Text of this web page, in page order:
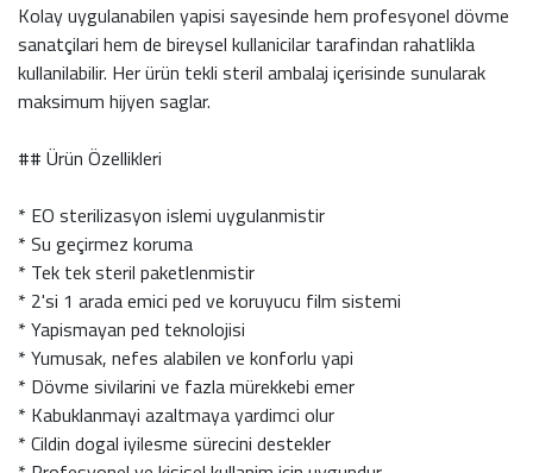
Kolay uygulanabilen yapisi sayesinde hem profesyonel dövme
sanatçilari hem de bireysel kullanicilar tarafindan rahatlikla
kullanilabilir. Her ürün tekli steril ambalaj içerisinde sunularak
maksimum hijyen saglar.
## Ürün Özellikleri
* EO sterilizasyon islemi uygulanmistir
* Su geçirmez koruma
* Tek tek steril paketlenmistir
* 2'si 1 arada emici ped ve koruyucu film sistemi
* Yapismayan ped teknolojisi
* Yumusak, nefes alabilen ve konforlu yapi
* Dövme sivilarini ve fazla mürekkebi emer
* Kabuklanmayi azaltmaya yardimci olur
* Cildin dogal iyilesme sürecini destekler